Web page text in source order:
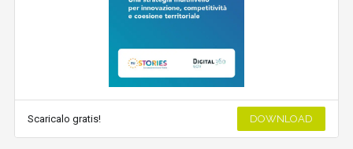
Scaricalo gratis! DOWNLOAD